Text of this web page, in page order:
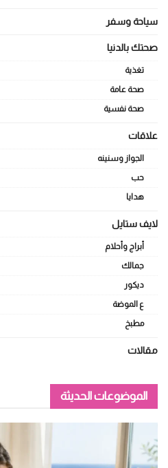
سياحة وسفر
صحتك بالدنيا
تغذية
صحة عامة
صحة نفسية
علاقات
الجواز وسنينه
حب
هدايا
لايف ستايل
أبراج وأحلام
جمالك
ديكور
ع الموضة
مطبخ
مقالات
الموضوعات الحديثة